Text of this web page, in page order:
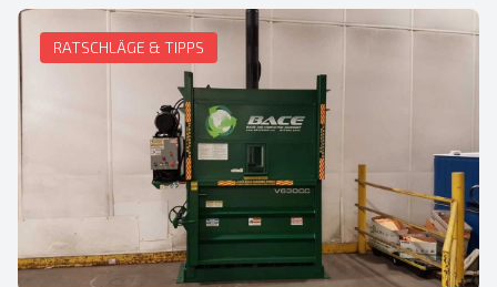
RATSCHLÄGE & TIPPS